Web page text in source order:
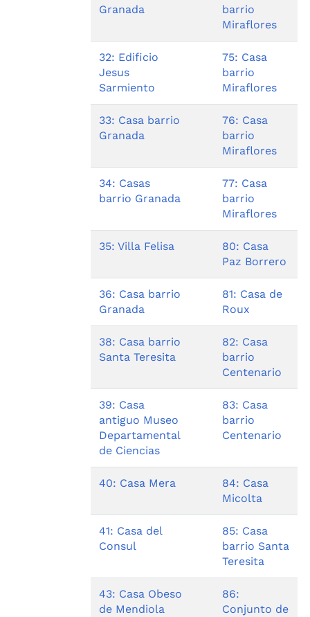
Granada
barrio
Miraflores
32: Edificio
Jesus
Sarmiento
75: Casa
barrio
Miraflores
33: Casa barrio
Granada
76: Casa
barrio
Miraflores
34: Casas
barrio Granada
77: Casa
barrio
Miraflores
35: Villa Felisa
80: Casa
Paz Borrero
36: Casa barrio
Granada
81: Casa de
Roux
38: Casa barrio
Santa Teresita
82: Casa
barrio
Centenario
39: Casa
antiguo Museo
Departamental
de Ciencias
83: Casa
barrio
Centenario
40: Casa Mera
84: Casa
Micolta
41: Casa del
Consul
85: Casa
barrio Santa
Teresita
43: Casa Obeso
de Mendiola
86:
Conjunto de